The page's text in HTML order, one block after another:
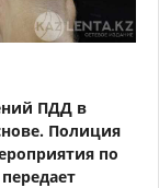
ПДД в
Полиция
по